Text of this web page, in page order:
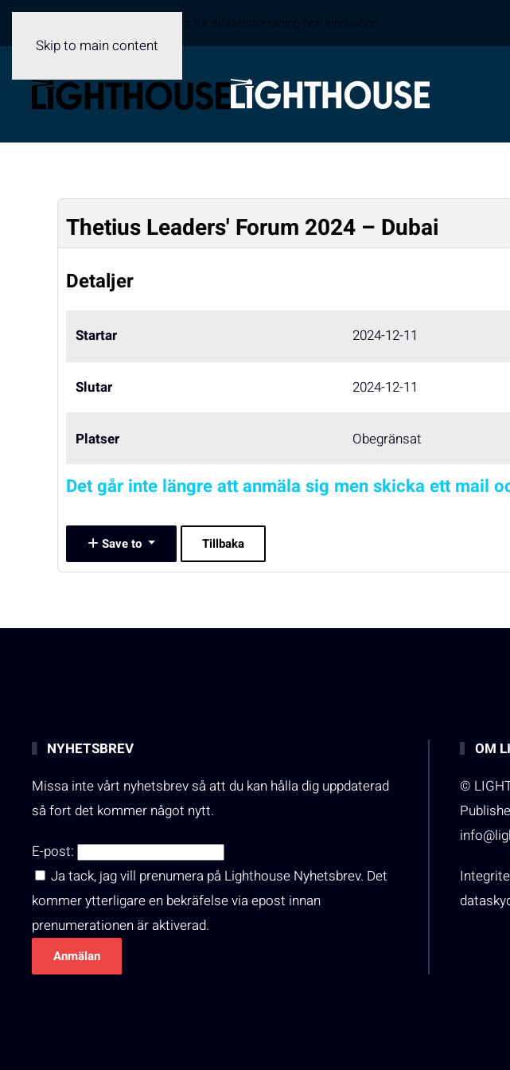
Skip to main content
Thetius Leaders' Forum 2024 – Dubai
Detaljer
Startar 2024-12-11
Slutar 2024-12-11
Platser Obegränsat
Det går inte längre att anmäla sig men skicka ett mail
Save to Tillbaka
NYHETSBREV
Missa inte vårt nyhetsbrev så att du kan hålla dig uppdaterad
så fort det kommer något nytt.
E-post:
Ja tack, jag vill prenumera på Lighthouse Nyhetsbrev. Det
kommer ytterligare en bekräfelse via epost innan
prenumerationen är aktiverad.
OM
©